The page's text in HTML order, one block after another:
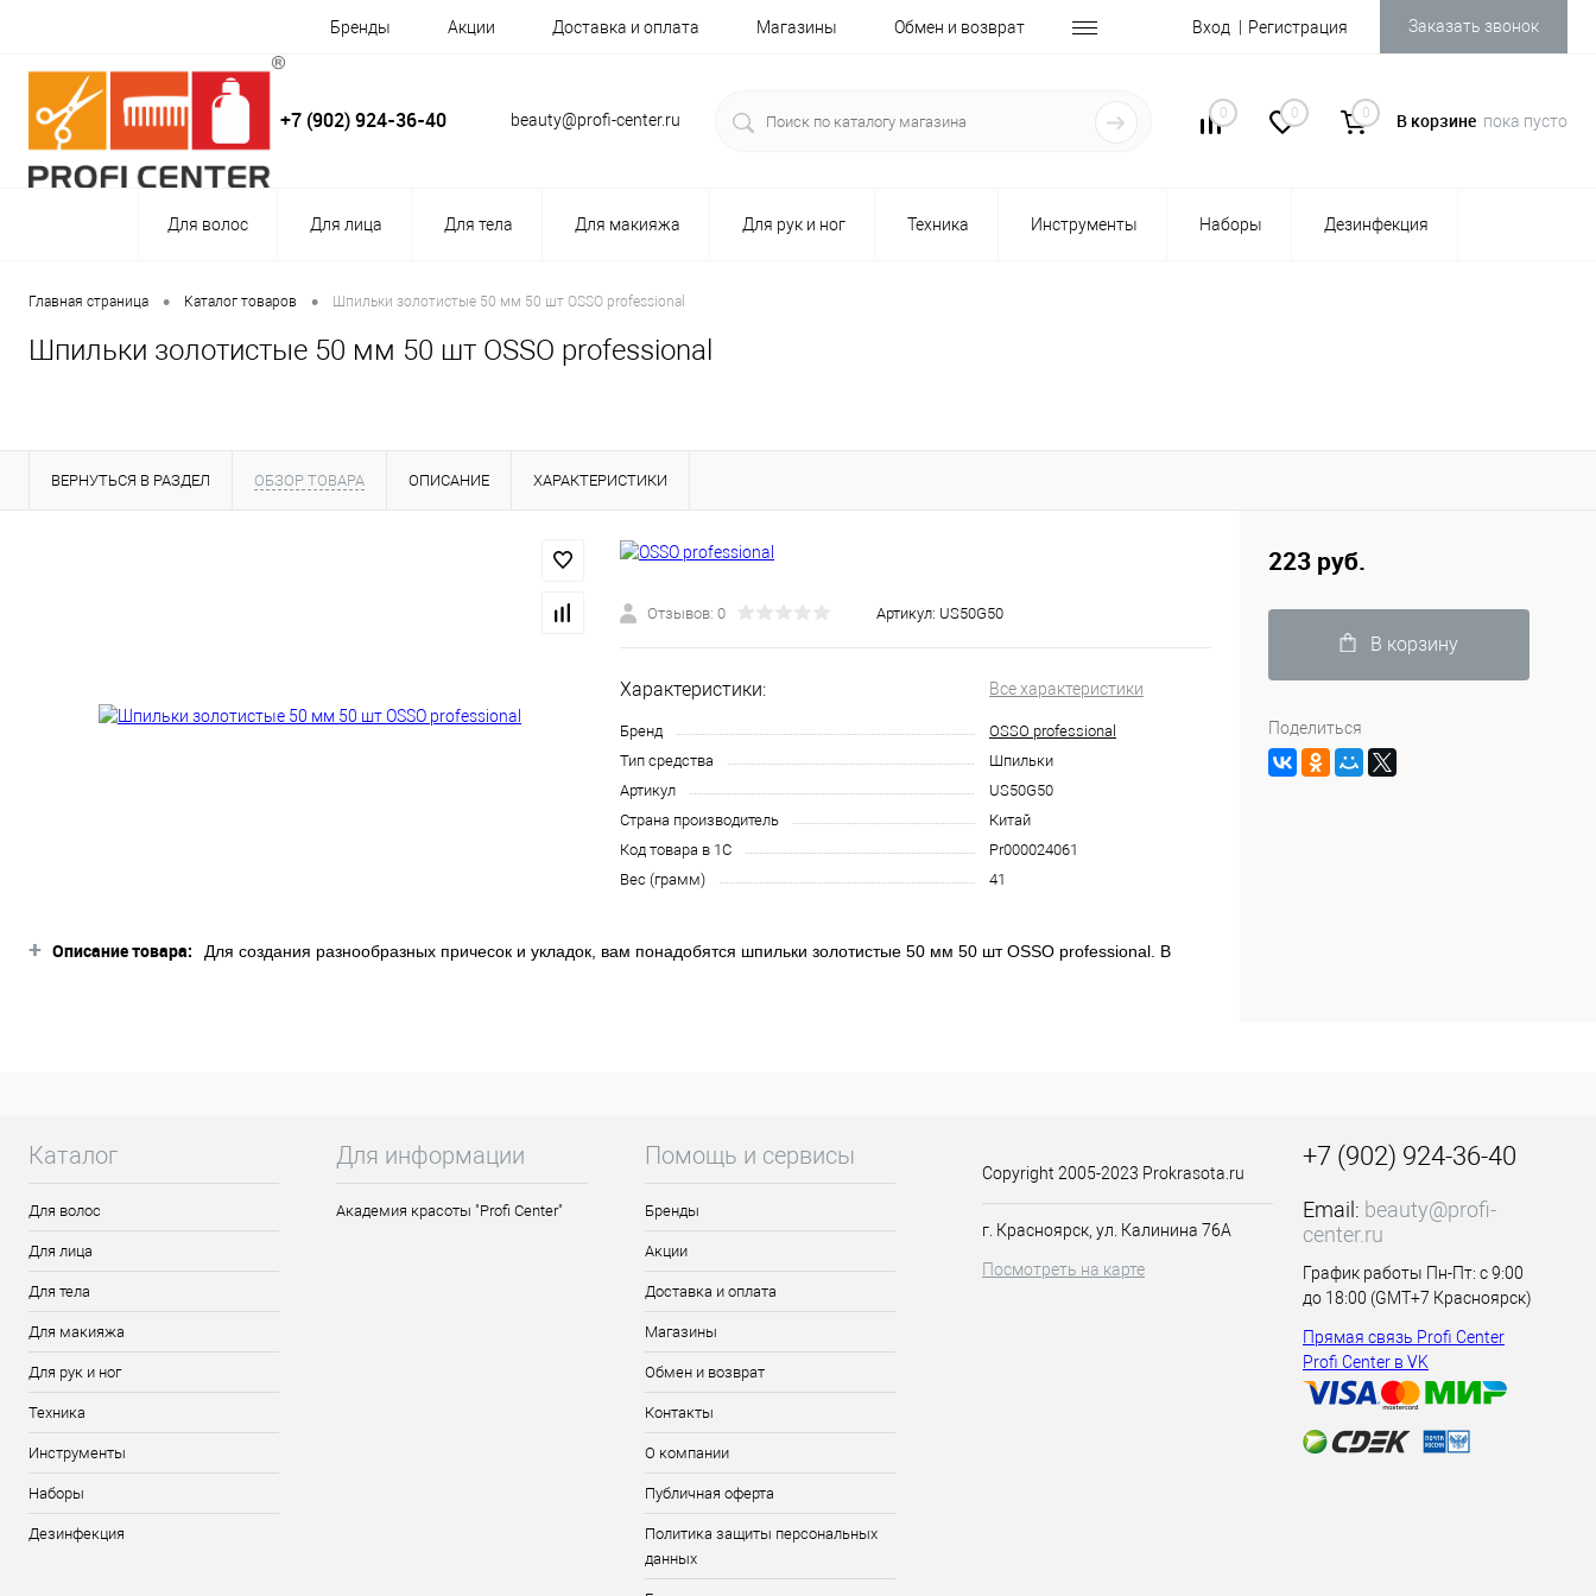
Бренды Акции Доставка и оплата Магазины Обмен и возврат Вход Регистрация Заказать звонок
+7 (902) 924-36-40 beauty@profi-center.ru 0 0 0 В корзине пока пусто
Для волос Для лица Для тела Для макияжа Для рук и ног Техника Инструменты Наборы Дезинфекция
Главная страница • Каталог товаров • Шпильки золотистые 50 мм 50 шт OSSO professional
Шпильки золотистые 50 мм 50 шт OSSO professional
ВЕРНУТЬСЯ В РАЗДЕЛ ОБЗОР ТОВАРА ОПИСАНИЕ ХАРАКТЕРИСТИКИ
Отзывов: 0 Артикул: US50G50
Характеристики: Все характеристики
Бренд
OSSO professional
Тип средства
Шпильки
Артикул
US50G50
Страна производитель
Китай
Код товара в 1С
Pr000024061
Вес (грамм)
41
+ Описание товара:
Для создания разнообразных причесок и укладок, вам понадобятся шпильки золотистые 50 мм 50 шт OSSO professional. В
Особенности продукта:
Качественное окрашивание поверхностей
Имеют защиту на концах
Невысокая цена при высоком качестве исполнения
Долговечные
Способ применения:
При фиксации валиков или пучков, подготовьте рабочее пространство, приложите аксессуар и закрепите в нескольких местах
шпилькой. Можно зафиксировать прядь в желаемом положении, вводя шпильку вдоль поверхности кожи головы,
перпендикулярно направлению пряди волос. Также можно зафиксировать пучок на макушке, закрепив свернутый хвост
223 руб.
В корзину
Поделиться
Каталог
Для волос
Для лица
Для тела
Для макияжа
Для рук и ног
Техника
Инструменты
Наборы
Дезинфекция
Для информации
Академия красоты "Profi Center"
Помощь и сервисы
Бренды
Акции
Доставка и оплата
Магазины
Обмен и возврат
Контакты
О компании
Публичная оферта
Политика защиты персональных
данных
Copyright 2005-2023 Prokrasota.ru
г. Красноярск, ул. Калинина 76А
Посмотреть на карте
+7 (902) 924-36-40
Email: beauty@profi-
center.ru
График работы Пн-Пт: с 9:00
до 18:00 (GMT+7 Красноярск)
Прямая связь Profi Center
Profi Center в VK